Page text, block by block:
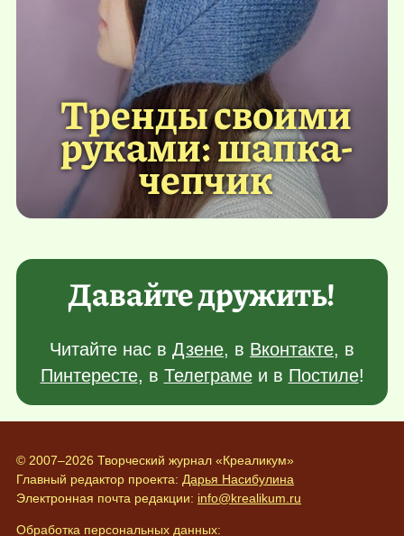
Тренды своими
руками: шапка-
чепчик
Давайте дружить!
Читайте нас в Дзене, в Вконтакте, в
Пинтересте, в Телеграмеи в Постиле!
© 2007–2026 Творческий журнал «Креаликум»
Главный редактор проекта: Дарья Насибулина
Электронная почта редакции: info@krealikum.ru
Обработка персональных данных: